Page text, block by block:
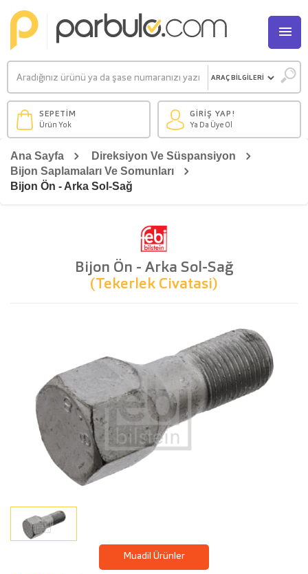
SEPETİM
Ürün Yok
GİRİŞ YAP!
Ya Da Üye Ol
Ana Sayfa
Direksiyon Ve Süspansiyon
Bijon Saplamaları Ve Somunları
Bijon Ön - Arka Sol-Sağ
Bijon Ön - Arka Sol-Sağ
(Tekerlek Civatasi)
Muadil Ürünler